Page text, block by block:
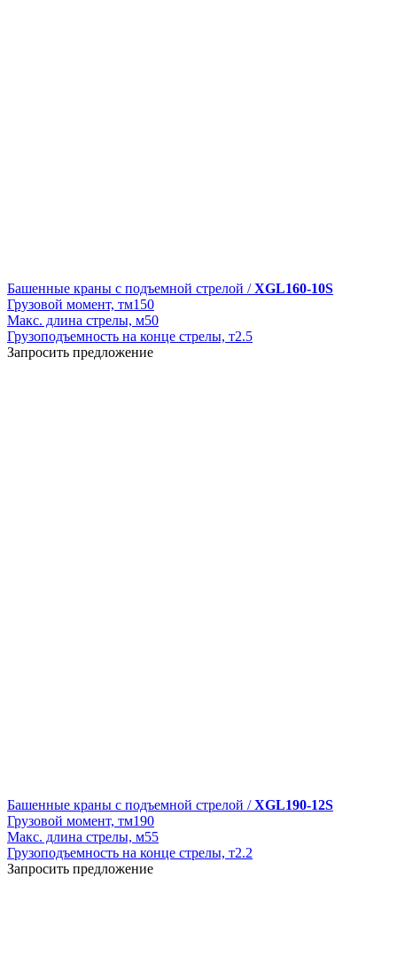
Башенные краны с подъемной стрелой /XGL160-10S
Грузовой момент, тм150
Макс. длина стрелы, м50
Грузоподъемность на конце стрелы, т2.5
Запросить предложение
Башенные краны с подъемной стрелой /XGL190-12S
Грузовой момент, тм190
Макс. длина стрелы, м55
Грузоподъемность на конце стрелы, т2.2
Запросить предложение